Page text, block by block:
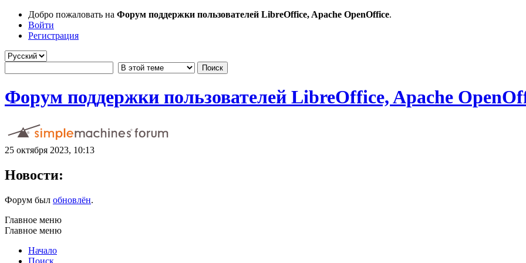
Добро пожаловать на Форум поддержки пользователей LibreOffice, Apache OpenOffice.
Войти
Регистрация
Форум поддержки пользователей LibreOffice, Apache
25 октября 2023, 10:13
Новости:
Форум был обновлён.
Главное меню
Главное меню
Начало
Поиск